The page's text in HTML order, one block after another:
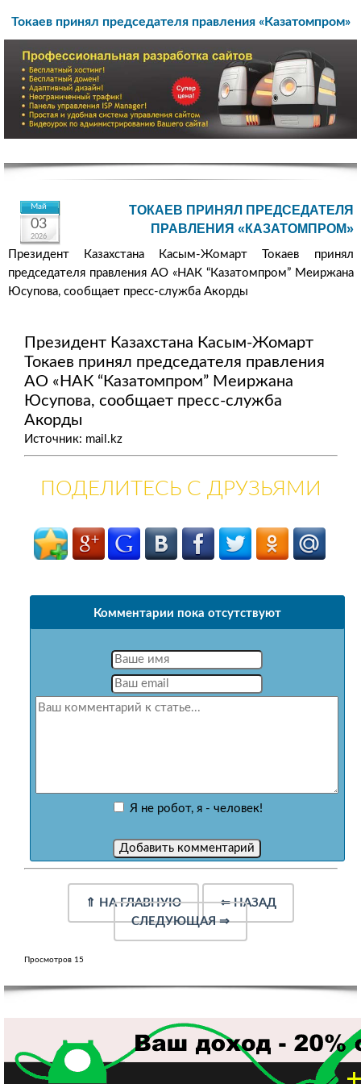
Токаев принял председателя правления «Казатомпром»
Май
03
2026
ТОКАЕВ ПРИНЯЛ ПРЕДСЕДАТЕЛЯ
ПРАВЛЕНИЯ «КАЗАТОМПРОМ»
Президент Казахстана Касым-Жомарт Токаев принял
председателя правления АО «НАК “Казатомпром” Меиржана
Юсупова, сообщает пресс-служба Акорды
Президент Казахстана Касым-Жомарт
Токаев принял председателя правления
АО «НАК “Казатомпром” Меиржана
Юсупова, сообщает пресс-служба
Акорды
Источник: mail.kz
ПОДЕЛИТЕСЬ С ДРУЗЬЯМИ
Комментарии пока отсутствуют
Я не робот, я - человек!
⇑ НА ГЛАВНУЮ ⇐НАЗАД
СЛЕДУЮЩАЯ⇒
Просмотров 15